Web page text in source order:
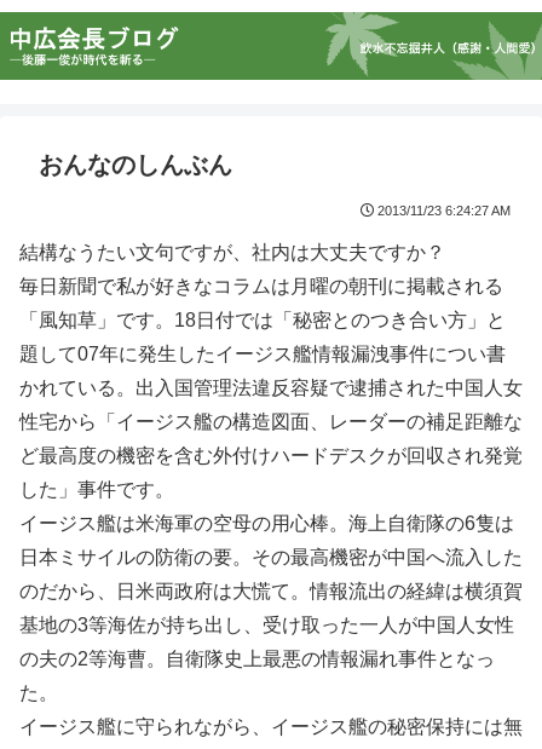
おんなのしんぶん
2013/11/23 6:24:27 AM
結構なうたい文句ですが、社内は大丈夫ですか？
毎日新聞で私が好きなコラムは月曜の朝刊に掲載される
「風知草」です。18日付では「秘密とのつき合い方」と
題して07年に発生したイージス艦情報漏洩事件につい書
かれている。出入国管理法違反容疑で逮捕された中国人女
性宅から「イージス艦の構造図面、レーダーの補足距離な
ど最高度の機密を含む外付けハードデスクが回収され発覚
した」事件です。
イージス艦は米海軍の空母の用心棒。海上自衛隊の6隻は
日本ミサイルの防衛の要。その最高機密が中国へ流入した
のだから、日米両政府は大慌て。情報流出の経緯は横須賀
基地の3等海佐が持ち出し、受け取った一人が中国人女性
の夫の2等海曹。自衛隊史上最悪の情報漏れ事件となっ
た。
イージス艦に守られながら、イージス艦の秘密保持には無